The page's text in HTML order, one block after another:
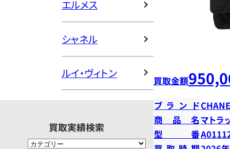
エルメス
シャネル
ルイ・ヴィトン
買取実績検索
買取金額
ブランド
商品名マトラ
型番